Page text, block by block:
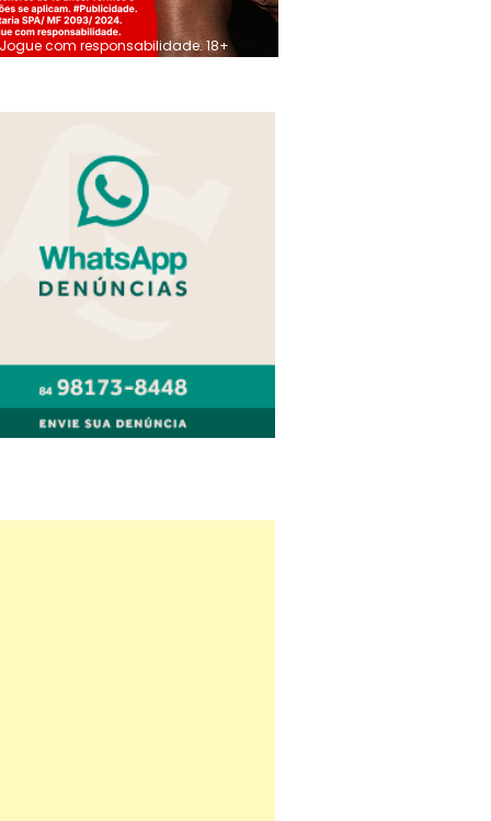
Jogue com responsabilidade. 18+